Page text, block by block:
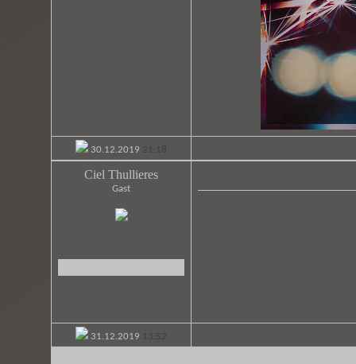
30.12.2019 21:18
Ciel Thullieres
Gast
31.12.2019 13:52